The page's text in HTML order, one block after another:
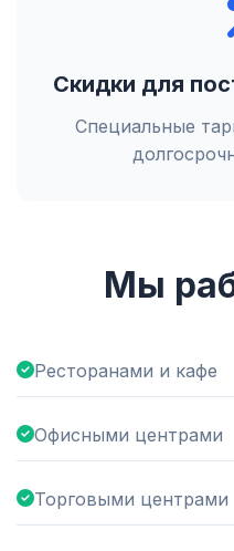
Скидки для
Специальные
Мы
Ресторанами и кафе
Офисными центрами
Торговыми центрами